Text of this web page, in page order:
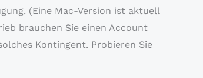
(Eine Mac-Version ist aktuell
brauchen Sie einen Account
Kontingent. Probieren Sie